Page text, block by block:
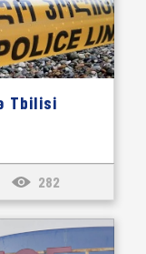
Tbilisi
282